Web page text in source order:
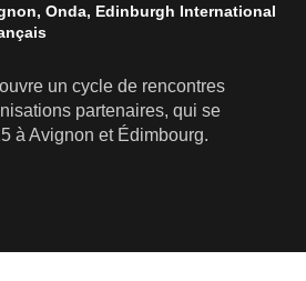
Onda, Edinburgh International
un cycle de rencontres
partenaires, qui se
à Avignon et Édimbourg.